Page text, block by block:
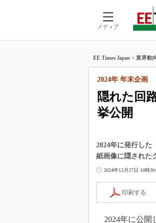
メディア
EE Times Japan > 業界動
隠れた回
挙公開
2024年 年末企画
2024年に発行した
紙画像に隠された
2024年12月27日 10時
印刷する
2024年に公開